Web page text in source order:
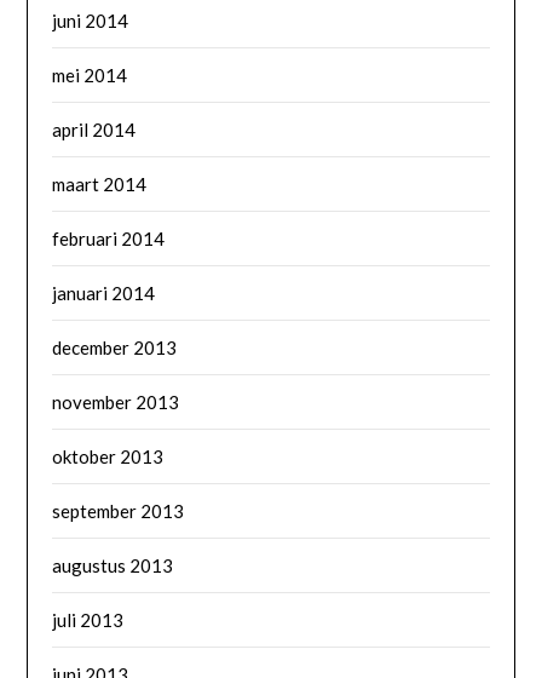
juni 2014
mei 2014
april 2014
maart 2014
februari 2014
januari 2014
december 2013
november 2013
oktober 2013
september 2013
augustus 2013
juli 2013